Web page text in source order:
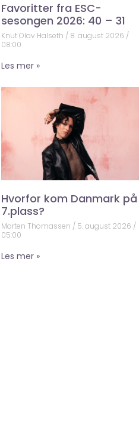
Favoritter fra ESC-
sesongen 2026: 40 – 31
Knut Olav Halseth
8. august 2026
08:00
Les mer »
Hvorfor kom Danmark på
7.plass?
Morten Thomassen
5. august 2026
05:00
Les mer »